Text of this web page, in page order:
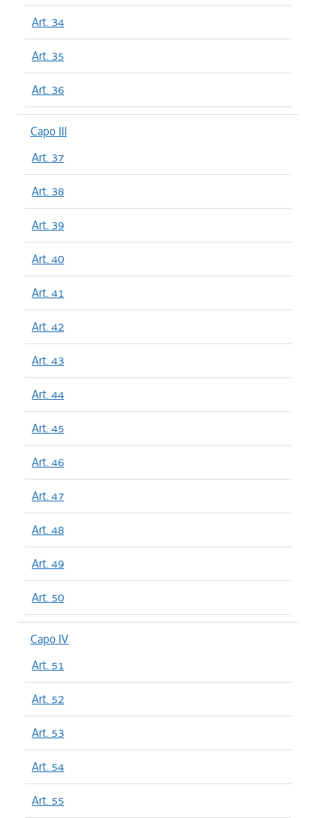
Art. 34
Art. 35
Art. 36
Capo III
Art. 37
Art. 38
Art. 39
Art. 40
Art. 41
Art. 42
Art. 43
Art. 44
Art. 45
Art. 46
Art. 47
Art. 48
Art. 49
Art. 50
Capo IV
Art. 51
Art. 52
Art. 53
Art. 54
Art. 55